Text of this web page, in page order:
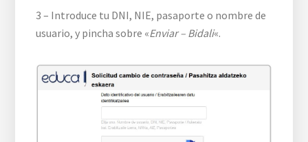
3 – Introduce tu DNI, NIE, pasaporte o nombre de
usuario, y pincha sobre «Enviar – Bidali«.